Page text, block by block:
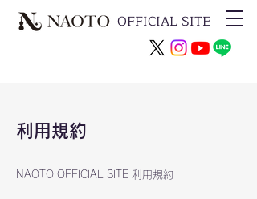
OFFICIAL SITE
利用規約
NAOTO OFFICIAL SITE 利用規約